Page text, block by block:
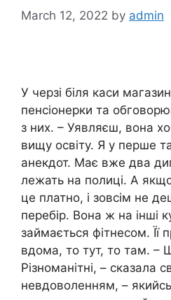
March 12, 2022 by admin
У черзі біля каси
пенсіонерки та
з них. – Уявляєш, вона
вищу освіту. Я у перше
анекдот. Має вже два
лежать на полиці. А
це платно, і зовсім не
перебір. Вона ж на інші
займається фітнесом. Її
вдома, то тут, то там. –
Різноманітні, – сказала
невдоволенням, –